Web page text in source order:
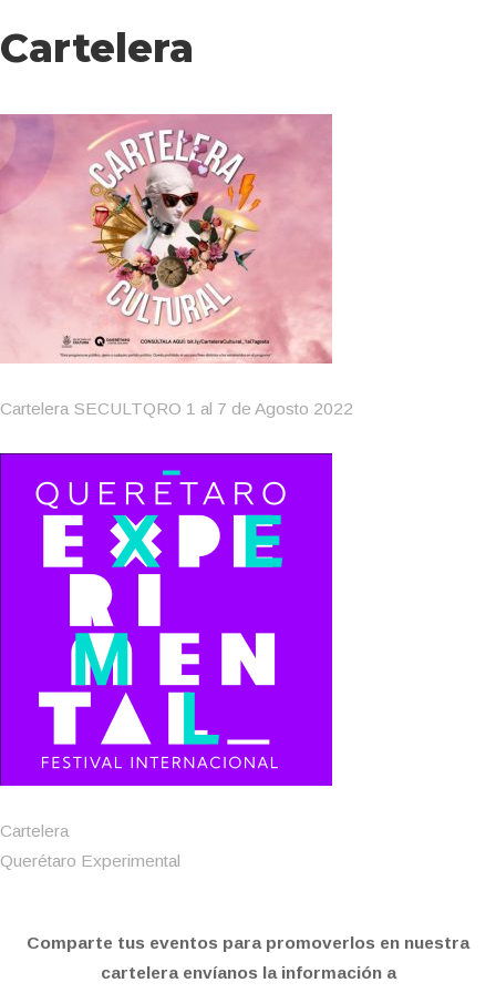
Cartelera
Cartelera SECULTQRO 1 al 7 de Agosto 2022
Cartelera
Querétaro Experimental
Comparte tus eventos para promoverlos en nuestra
cartelera envíanos la información a